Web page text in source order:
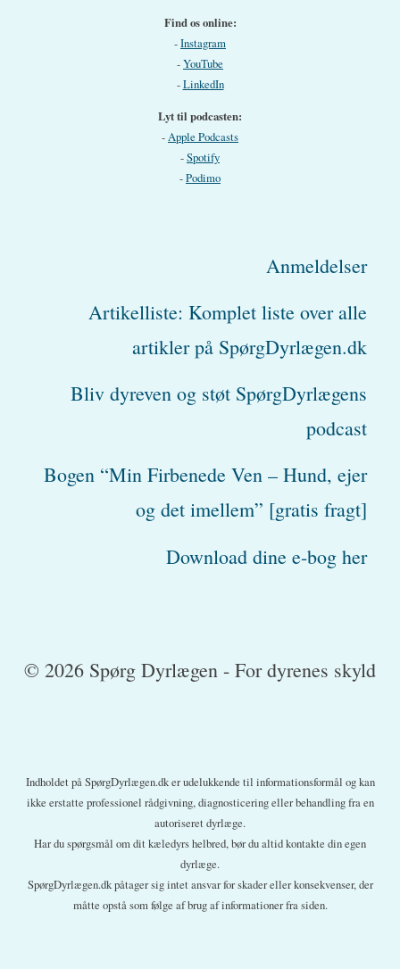
Find os online:
-Instagram
-YouTube
-LinkedIn
Lyt til podcasten:
-Apple Podcasts
-Spotify
-Podimo
Anmeldelser
Artikelliste: Komplet liste over alle
artikler på SpørgDyrlægen.dk
Bliv dyreven og støt SpørgDyrlægens
podcast
Bogen “Min Firbenede Ven – Hund, ejer
og det imellem” [gratis fragt]
Download dine e-bog her
© 2026 Spørg Dyrlægen - For dyrenes skyld
Indholdet på SpørgDyrlægen.dk er udelukkende til informationsformål og kan
ikke erstatte professionel rådgivning, diagnosticering eller behandling fra en
autoriseret dyrlæge.
Har du spørgsmål om dit kæledyrs helbred, bør du altid kontakte din egen
dyrlæge.
SpørgDyrlægen.dk påtager sig intet ansvar for skader eller konsekvenser, der
måtte opstå som følge af brug af informationer fra siden.